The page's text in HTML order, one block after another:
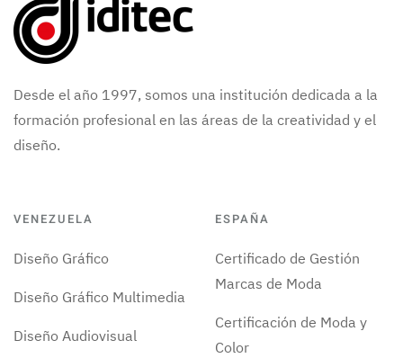
Desde el año 1997, somos una institución dedicada a la
formación profesional en las áreas de la creatividad y el
diseño.
VENEZUELA
Diseño Gráfico
Diseño Gráfico Multimedia
Diseño Audiovisual
ESPAÑA
Certificado de Gestión
Marcas de Moda
Certificación de Moda y
Color